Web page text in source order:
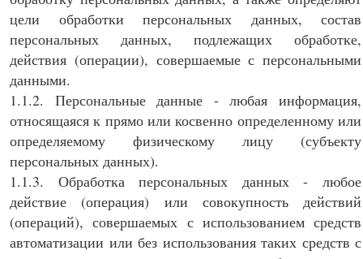
цели обработки персональных данных, состав
персональных данных, подлежащих обработке,
действия (операции), совершаемые с персональными
данными.
1.1.2. Персональные данные - любая информация,
относящаяся к прямо или косвенно определенному или
определяемому физическому лицу (субъекту
персональных данных).
1.1.3. Обработка персональных данных - любое
действие (операция) или совокупность действий
(операций), совершаемых с использованием средств
автоматизации или без использования таких средств с